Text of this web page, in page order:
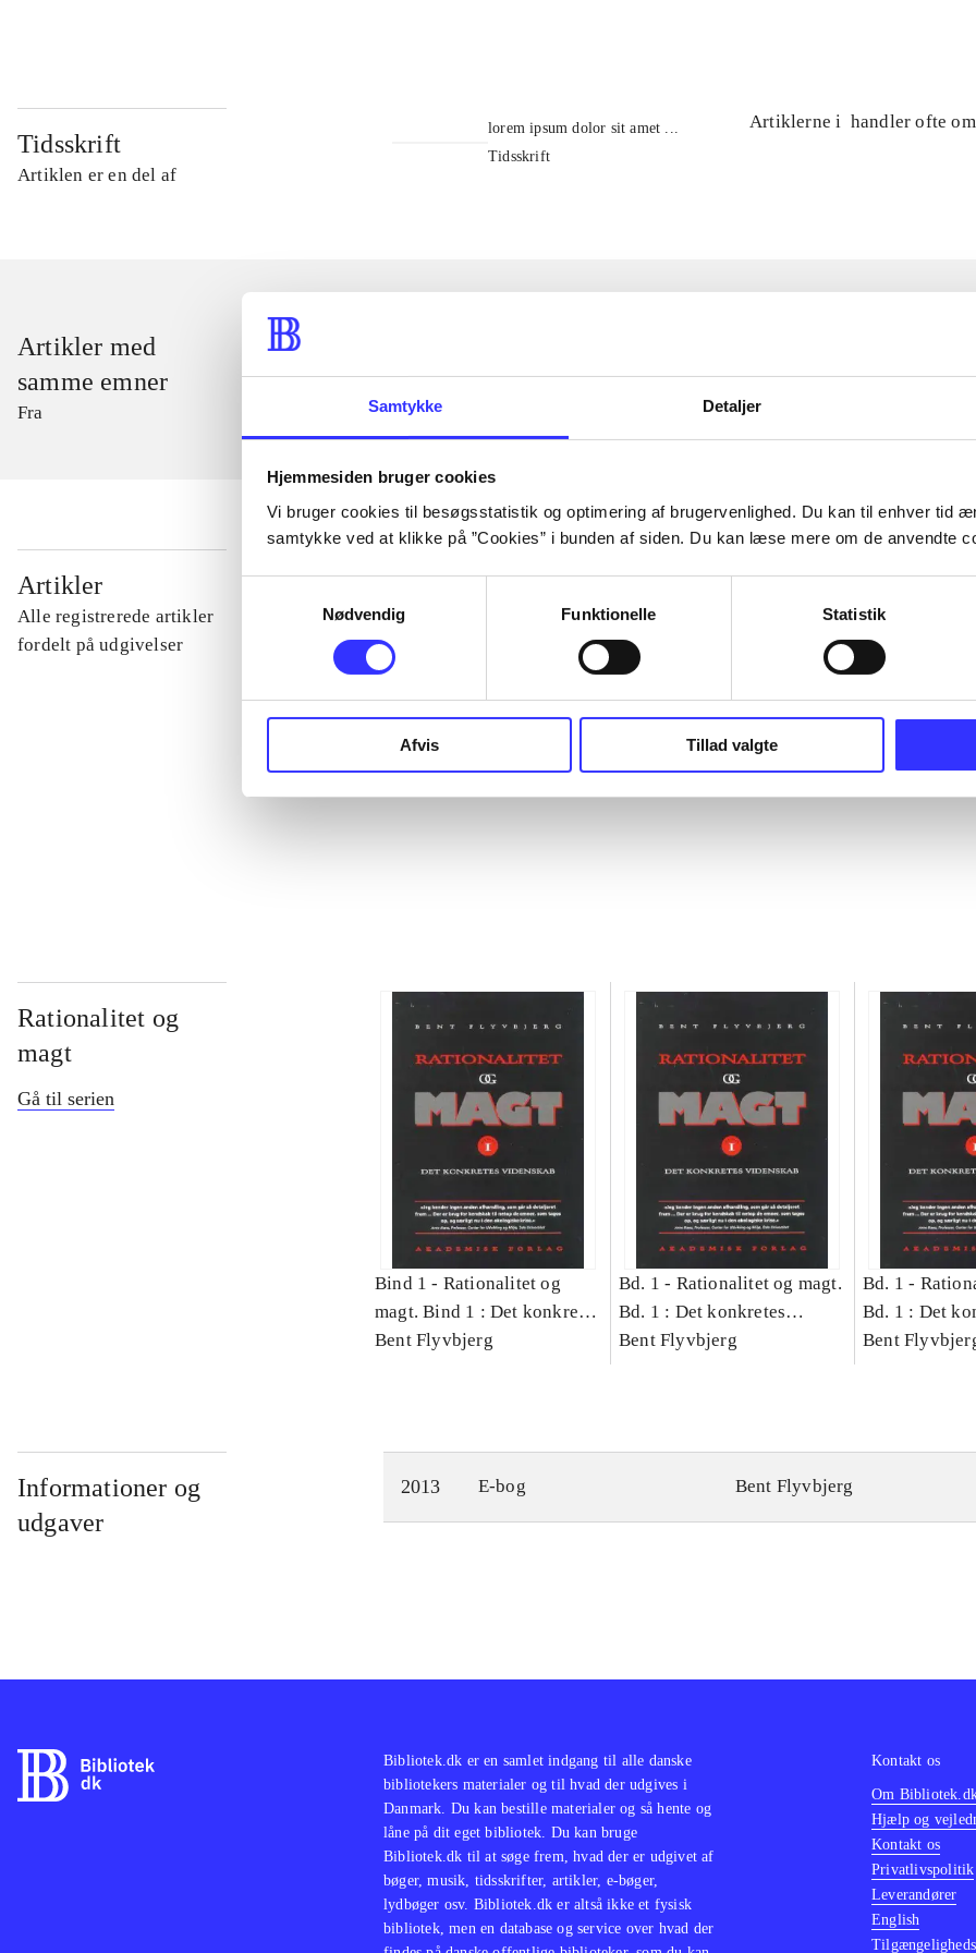
Samtykke Detaljer
Hjemmesiden bruger cookies
Vi bruger cookies til besøgsstatistik og optimering af brugervenlighed. Du kan til enhver tid
samtykke ved at klikke på ”Cookies” i bunden af siden. Du kan læse mere om de anvendte
Nødvendig
Funktionelle Statistik
Afvis Tillad valgte
Tidsskrift
Artiklen er en del af
lorem ipsum dolor sit amet ...
Tidsskrift
Artiklerne i handler ofte om
Artikler med
samme emner
Fra
Artikler
Alle registrerede artikler
fordelt på udgivelser
...
Rationalitet og
magt
Gå til serien
Bind 1 - Rationalitet og
magt. Bind 1 : Det konkretes
videnskab
Bent Flyvbjerg
Bd. 1 - Rationalitet og magt.
Bd. 1 : Det konkretes
videnskab
Bent Flyvbjerg
Bd. 1 -
Bd. 1 : Det
videnskab
Bent
Informationer og
udgaver
2013 E-bog Bent Flyvbjerg
Bibliotek.dk er en samlet indgang til alle danske
bibliotekers materialer og til hvad der udgives i
Danmark. Du kan bestille materialer og så hente og
låne på dit eget bibliotek. Du kan bruge
Bibliotek.dk til at søge frem, hvad der er udgivet af
bøger, musik, tidsskrifter, artikler, e-bøger,
lydbøger osv. Bibliotek.dk er altså ikke et fysisk
bibliotek, men en database og service over hvad der
Kontakt os
Om
Hjælp og
Kontakt os
Privatlivspolitik
Leverandører
English